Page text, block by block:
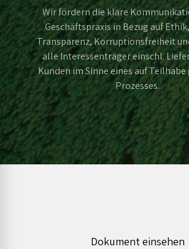
Wir fördern die klare
Geschäftspraxis in Bezug auf
Transparenz, Korruptionsfreiheit
alle Interessenträger einschl.
Kunden im Sinne eines auf
Prozesses.
Dokument einsehen